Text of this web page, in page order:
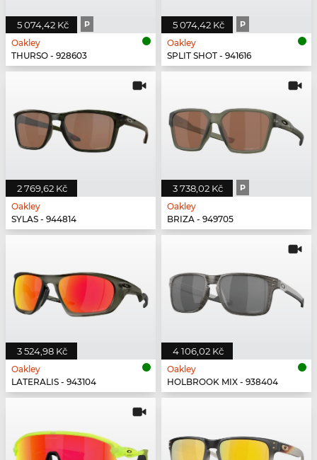
5 074,42 Kč P
Oakley
THURSO - 928603
5 074,42 Kč P
Oakley
SPLIT SHOT - 941616
2 769,62 Kč
Oakley
SYLAS - 944814
3 738,02 Kč P
Oakley
BRIZA - 949705
3 524,98 Kč
Oakley
LATERALIS - 943104
4 106,02 Kč
Oakley
HOLBROOK MIX - 938404